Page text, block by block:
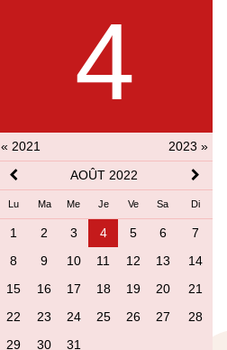
4
« 2021
2023 »
AOÛT 2022
Lu Ma Me Je Ve Sa Di
1 2 3 4 5 6
7
8
9 10 11 12 13
14
15
16 17 18 19 20
21
22
23 24 25 26 27
28
29
30 31